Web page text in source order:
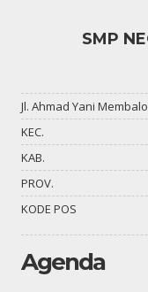
SMP
Jl. Ahmad Yani
KEC.
KAB.
PROV.
KODE POS
Agenda